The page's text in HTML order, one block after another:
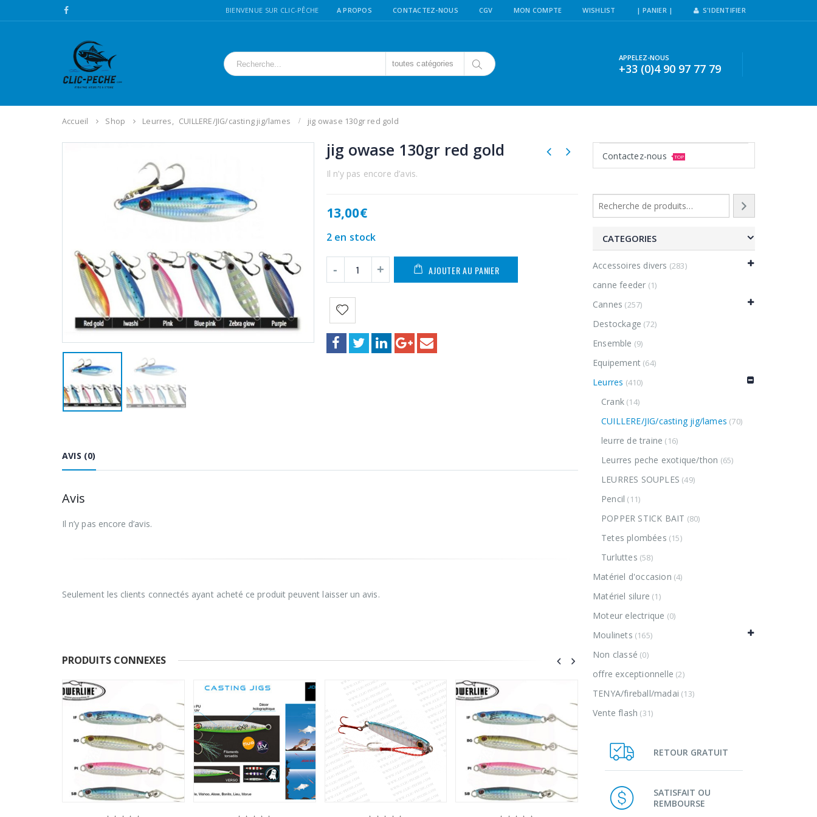
BIENVENUE SUR CLIC-PÊCHE A PROPOS CONTACTEZ-NOUS CGV MON COMPTE WISHLIST | PANIER | S'IDENTIFIER
toutes catégories
APPELEZ-NOUS
+33 (0)4 90 97 77 79
Accueil Shop Leurres, CUILLERE/JIG/casting jig/lames jig owase 130gr red gold
jig owase 130gr red gold
Il n’y pas encore d’avis.
13,00€
2 en stock
AJOUTER AU PANIER
AVIS (0)
Avis
Il n’y pas encore d’avis.
Seulement les clients connectés ayant acheté ce produit peuvent laisser un avis.
PRODUITS CONNEXES
Contactez-nous TOP
CATEGORIES
Accessoires divers (283)
canne feeder (1)
Cannes (257)
Destockage (72)
Ensemble (9)
Equipement (64)
Leurres (410)
Crank (14)
CUILLERE/JIG/casting jig/lames (70)
leurre de traine (16)
Leurres peche exotique/thon (65)
LEURRES SOUPLES (49)
Pencil (11)
POPPER STICK BAIT (80)
Tetes plombées (15)
Turluttes (58)
Matériel d'occasion (4)
Matériel silure (1)
Moteur electrique (0)
Moulinets (165)
Non classé (0)
offre exceptionnelle (2)
TENYA/fireball/madai (13)
Vente flash (31)
RETOUR GRATUIT
SATISFAIT OU
REMBOURSE